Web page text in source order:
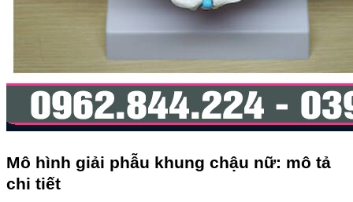
Mô hình giải phẫu khung chậu nữ: mô tả
chi tiết